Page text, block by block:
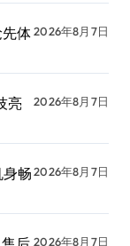
体2026年8月7日
亮
2026年8月7日
畅2026年8月7日
2026年8月7日